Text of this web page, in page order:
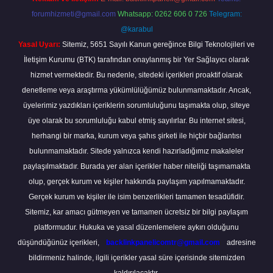
forumhizmeti@gmail.com Whatsapp: 0262 606 0 726 Telegram:
@karabul
Yasal Uyarı: Sitemiz, 5651 Sayılı Kanun gereğince Bilgi Teknolojileri ve
İletişim Kurumu (BTK) tarafından onaylanmış bir Yer Sağlayıcı olarak
hizmet vermektedir. Bu nedenle, sitedeki içerikleri proaktif olarak
denetleme veya araştırma yükümlülüğümüz bulunmamaktadır. Ancak,
üyelerimiz yazdıkları içeriklerin sorumluluğunu taşımakta olup, siteye
üye olarak bu sorumluluğu kabul etmiş sayılırlar. Bu internet sitesi,
herhangi bir marka, kurum veya şahıs şirketi ile hiçbir bağlantısı
bulunmamaktadır. Sitede yalnızca kendi hazırladığımız makaleler
paylaşılmaktadır. Burada yer alan içerikler haber niteliği taşımamakta
olup, gerçek kurum ve kişiler hakkında paylaşım yapılmamaktadır.
Gerçek kurum ve kişiler ile isim benzerlikleri tamamen tesadüfidir.
Sitemiz, kar amacı gütmeyen ve tamamen ücretsiz bir bilgi paylaşım
platformudur. Hukuka ve yasal düzenlemelere aykırı olduğunu
düşündüğünüz içerikleri,
backlinkpanelicomtr@gmail.com
adresine
bildirmeniz halinde, ilgili içerikler yasal süre içerisinde sitemizden